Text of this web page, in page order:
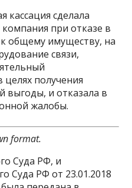
кассация сделала
при отказе в
общему имуществу, на
связи,
получения
выгоды, и отказала в
жалобы.
format.
Суда РФ, и
Суда РФ от 23.01.2018